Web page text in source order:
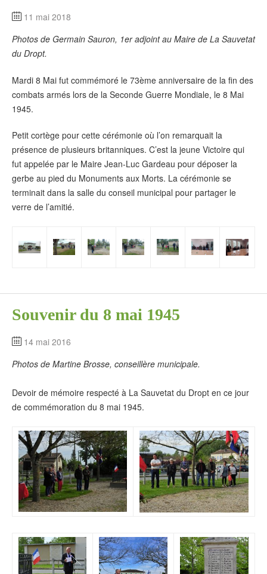
11 mai 2018
Photos de Germain Sauron, 1er adjoint au Maire de La Sauvetat
du Dropt.
Mardi 8 Mai fut commémoré le 73ème anniversaire de la fin des
combats armés lors de la Seconde Guerre Mondiale, le 8 Mai
1945.
Petit cortège pour cette cérémonie où l’on remarquait la
présence de plusieurs britanniques. C’est la jeune Victoire qui
fut appelée par le Maire Jean-Luc Gardeau pour déposer la
gerbe au pied du Monuments aux Morts. La cérémonie se
terminait dans la salle du conseil municipal pour partager le
verre de l’amitié.
Souvenir du 8 mai 1945
14 mai 2016
Photos de Martine Brosse, conseillère municipale.
Devoir de mémoire respecté à La Sauvetat du Dropt en ce jour
de commémoration du 8 mai 1945.